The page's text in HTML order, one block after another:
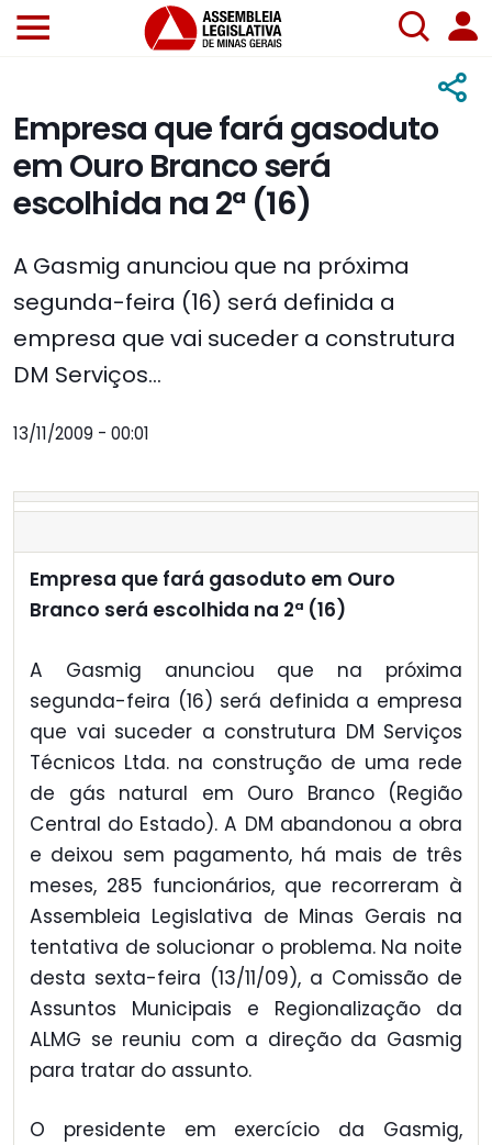
Empresa que fará gasoduto
em Ouro Branco será
escolhida na 2ª (16)
A Gasmig anunciou que na próxima
segunda-feira (16) será definida a
empresa que vai suceder a construtura
DM Serviços...
13/11/2009 - 00:01
Empresa que fará gasoduto em Ouro
Branco será escolhida na 2ª (16)
A Gasmig anunciou que na próxima
segunda-feira (16) será definida a empresa
que vai suceder a construtura DM Serviços
Técnicos Ltda. na construção de uma rede
de gás natural em Ouro Branco (Região
Central do Estado). A DM abandonou a obra
e deixou sem pagamento, há mais de três
meses, 285 funcionários, que recorreram à
Assembleia Legislativa de Minas Gerais na
tentativa de solucionar o problema. Na noite
desta sexta-feira (13/11/09), a Comissão de
Assuntos Municipais e Regionalização da
ALMG se reuniu com a direção da Gasmig
para tratar do assunto.
O presidente em exercício da Gasmig,